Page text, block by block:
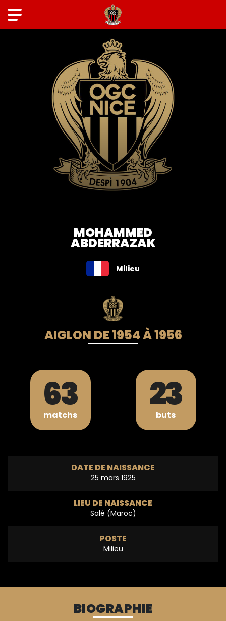
MOHAMMED
ABDERRAZAK
Milieu
AIGLON DE 1954 À 1956
63
matchs 23
buts
DATE DE NAISSANCE
25 mars 1925
LIEU DE NAISSANCE
Salé (Maroc)
POSTE
Milieu
BIOGRAPHIE